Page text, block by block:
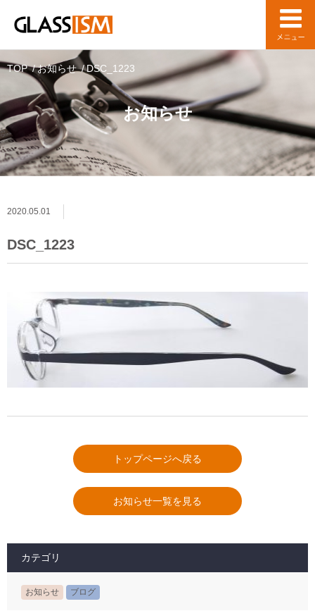
お知らせ
TOP お知らせ DSC_1223
2020.05.01
DSC_1223
トップページへ戻る
お知らせ一覧を見る
カテゴリ
お知らせ ブログ